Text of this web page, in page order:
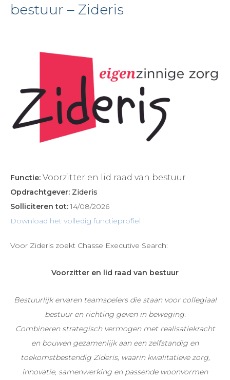
bestuur – Zideris
Functie: Voorzitter en lid raad van bestuur
Opdrachtgever: Zideris
Solliciteren tot:14/08/2026
Download het volledig functieprofiel
Voor Zideris zoekt Chasse Executive Search:
Voorzitter en lid raad van bestuur
Bestuurlijk ervaren teamspelers die staan voor collegiaal
bestuur en richting geven in beweging.
Combineren strategisch vermogen met realisatiekracht
en bouwen gezamenlijk aan een zelfstandig en
toekomstbestendig Zideris, waarin kwalitatieve zorg,
innovatie, samenwerking en passende woonvormen